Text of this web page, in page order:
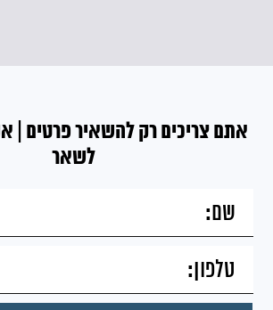
אתם צריכים רק להשאיר פרטים |
לשאר